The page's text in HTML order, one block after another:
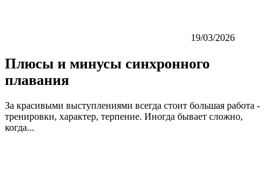
19/03/2026
Плюсы и минусы синхронного
плавания
За красивыми выступлениями всегда стоит большая работа -
тренировки, характер, терпение. Иногда бывает сложно,
когда...